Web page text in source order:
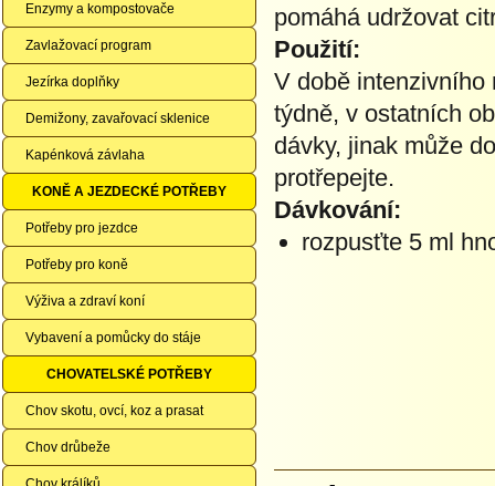
Enzymy a kompostovače
Zavlažovací program
Jezírka doplňky
Demižony, zavařovací sklenice
Kapénková závlaha
KONĚ A JEZDECKÉ POTŘEBY
Potřeby pro jezdce
Potřeby pro koně
Výživa a zdraví koní
Vybavení a pomůcky do stáje
CHOVATELSKÉ POTŘEBY
Chov skotu, ovcí, koz a prasat
Chov drůbeže
pomáhá udržovat
Použití:
V době intenzivního
týdně, v ostatních
dávky, jinak může
protřepejte.
Dávkování:
rozpusťte 5 ml